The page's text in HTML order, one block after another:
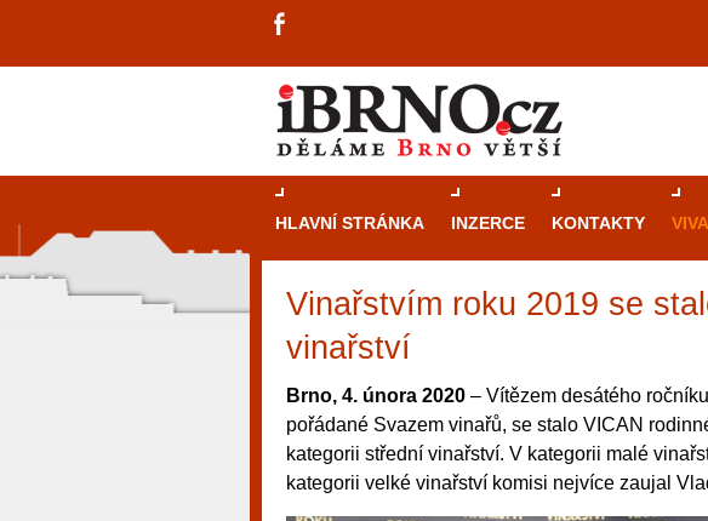
HLAVNÍ STRÁNKA INZERCE KONTAKTY
Vinařstvím roku 2019 se
vinařství
Brno, 4. února 2020 – Vítězem desátého
pořádané Svazem vinařů, se stalo VICAN
kategorii střední vinařství. V kategorii malé
kategorii velké vinařství komisi nejvíce zaujal
Průvodce
Brno je
restaurace,
místem, kde
různé
metropoli